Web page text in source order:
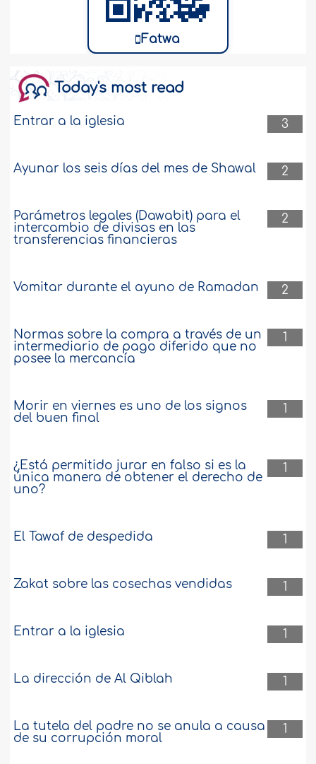
Fatwa
Today's most read
3
Entrar a la iglesia
2
Ayunar los seis días del mes de Shawal
2
Parámetros legales (Dawabit) para el
intercambio de divisas en las
transferencias financieras
2
Vomitar durante el ayuno de Ramadan
1
Normas sobre la compra a través de un
intermediario de pago diferido que no
posee la mercancía
1
Morir en viernes es uno de los signos
del buen final
1
¿Está permitido jurar en falso si es la
única manera de obtener el derecho de
uno?
1
El Tawaf de despedida
1
Zakat sobre las cosechas vendidas
1
Entrar a la iglesia
1
La dirección de Al Qiblah
1
La tutela del padre no se anula a causa
de su corrupción moral